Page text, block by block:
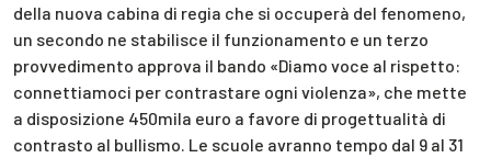
della nuova cabina di regia che si occuperà del fenomeno,
un secondo ne stabilisce il funzionamento e un terzo
provvedimento approva il bando «Diamo voce al rispetto:
connettiamoci per contrastare ogni violenza», che mette
a disposizione 450mila euro a favore di progettualità di
contrasto al bullismo. Le scuole avranno tempo dal 9 al 31